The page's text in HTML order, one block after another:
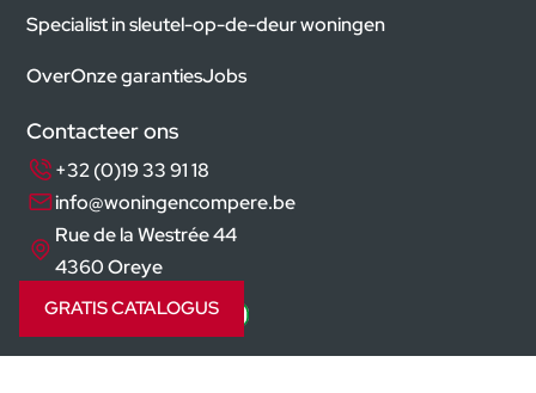
GRATIS CATALOGUS
Specialist in sleutel-op-de-deur woningen
OverOnze garantiesJobs
Contacteer ons
+32 (0)19 33 91 18
info@woningencompere.be
Rue de la Westrée 44
4360 Oreye